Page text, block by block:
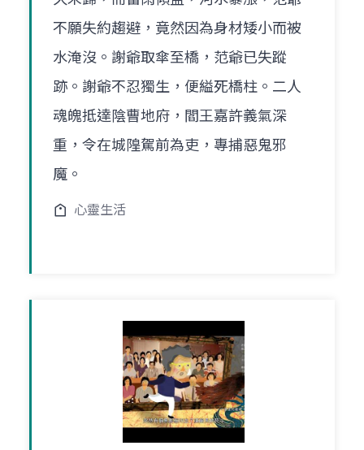
不願失約趨避，竟然因為身材矮小而被
水淹沒。謝爺取傘至橋，范爺已失蹤
跡。謝爺不忍獨生，便縊死橋柱。二人
魂魄抵達陰曹地府，閻王嘉許義氣深
重，令在城隍駕前為吏，專捕惡鬼邪
魔。
心靈生活